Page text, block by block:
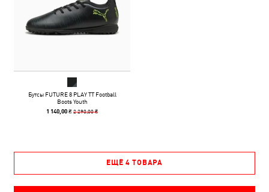
Бутсы FUTURE 8 PLAY TT Football
Boots Youth
1 140,00 ₴2 290,00 ₴
ЕЩЁ 4 ТОВАРА